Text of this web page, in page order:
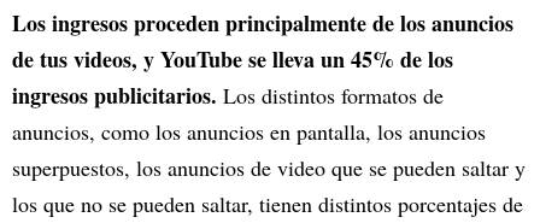
Los ingresos proceden principalmente de los anuncios
de tus videos, y YouTube se lleva un 45% de los
ingresos publicitarios. Los distintos formatos de
anuncios, como los anuncios en pantalla, los anuncios
superpuestos, los anuncios de video que se pueden saltar y
los que no se pueden saltar, tienen distintos porcentajes de